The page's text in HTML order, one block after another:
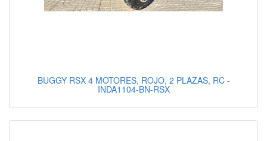
BUGGY RSX 4 MOTORES, ROJO, 2 PLAZAS, RC -
INDA1104-BN-RSX